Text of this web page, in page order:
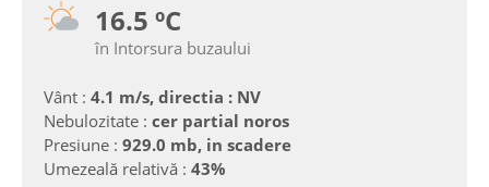
16.5 ºC
în Intorsura buzaului
Vânt : 4.1 m/s, directia : NV
Nebulozitate : cer partial noros
Presiune : 929.0 mb, in scadere
Umezeală relativă : 43%